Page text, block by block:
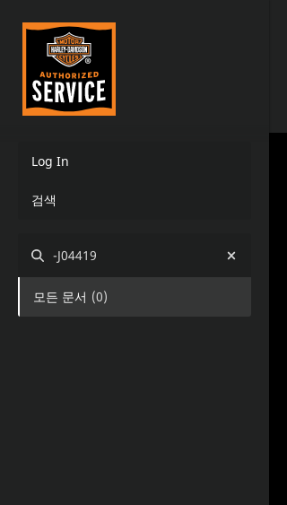
Log In
검색
-J04419
모든 문서 (0)